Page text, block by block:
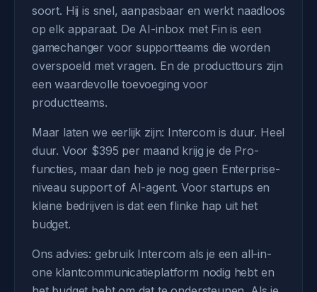
soort. Hij is snel, aanpasbaar en werkt naadloos
op elk apparaat. De AI-inbox met Fin is een
gamechanger voor supportteams die worden
overspoeld met vragen. En de producttours zijn
een waardevolle toevoeging voor
productteams.
Maar laten we eerlijk zijn: Intercom is duur. Heel
duur. Voor $395 per maand krijg je de Pro-
functies, maar dan heb je nog geen Enterprise-
niveau support of AI-agent. Voor startups en
kleine bedrijven is dat een flinke hap uit het
budget.
Ons advies: gebruik Intercom als je een all-in-
one klantcommunicatieplatform nodig hebt en